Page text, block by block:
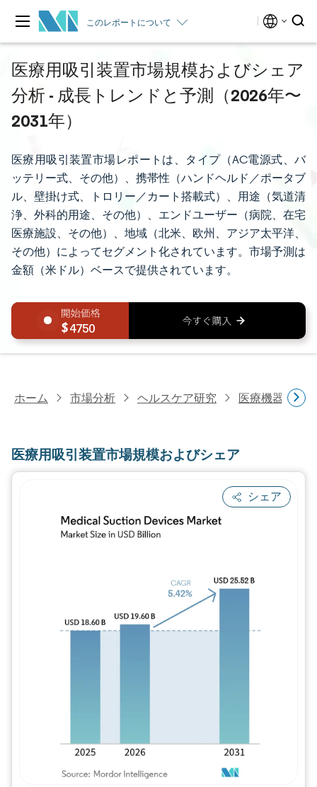
このレポートについて
医療用吸引装置市場規模およびシェア
分析 - 成長トレンドと予測（2026年〜
2031年）
医療用吸引装置市場レポートは、タイプ（AC電源式、バ
ッテリー式、その他）、携帯性（ハンドヘルド／ポータブ
ル、壁掛け式、トロリー／カート搭載式）、用途（気道清
浄、外科的用途、その他）、エンドユーザー（病院、在宅
医療施設、その他）、地域（北米、欧州、アジア太平洋、
その他）によってセグメント化されています。市場予測は
金額（米ドル）ベースで提供されています。
4750
ホーム 市場分析 ヘルスケア研究 医療機器研究
医療用吸引装置市場規模およびシェア
シェア